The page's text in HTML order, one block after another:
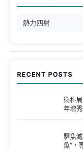
熱力四射
RECENT POSTS
衛科
年增
驅魚
魚”，